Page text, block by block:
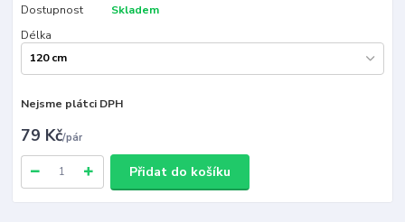
Dostupnost
Skladem
Délka
Nejsme plátci DPH
79 Kč/pár
Přidat do košíku